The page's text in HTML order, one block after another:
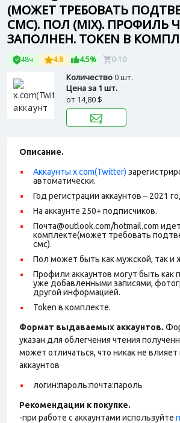
(МОЖЕТ ТРЕБОВАТЬ
СМС). ПОЛ (MIX). ПРОФИЛЬ
ЗАПОЛНЕН. TOKEN В
48ч 4.8 4.5% 0-10
Количество0 шт.
Цена за 1 шт.
от 14,80 $
Описание.
Аккаунты x.com(Twitter)
автоматически.
Год регистрации аккаунтов – 2021
На аккаунте 250+ подписчиков.
Почта@outlook.com/hotmail.com
комплекте(может требовать
смс).
Пол может быть как мужской, так и
Профили аккаунтов могут быть как
уже добавленными записями,
другой информацией.
Token в комплекте.
Формат выдаваемых аккаунтов.
указан для облегчения чтения
может отличаться, что никак не влияет
аккаунтов
логин:пароль:почта:пароль
Рекомендации к покупке.
-при работе с аккаунтами используйте